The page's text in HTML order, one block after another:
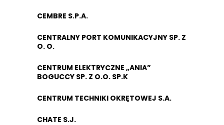
CEMBRE S.P.A.
CENTRALNY PORT KOMUNIKACYJNY SP. Z
O. O.
CENTRUM ELEKTRYCZNE „ANIA”
BOGUCCY SP. Z O.O. SP.K
CENTRUM TECHNIKI OKRĘTOWEJ S.A.
CHATE S.J.